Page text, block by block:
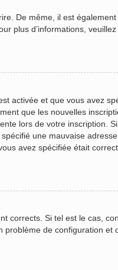
De même, il est également
plus d’informations,
activée et que vous avez
que les nouvelles
lors de votre inscription.
une mauvaise
avez spécifiée était
corrects. Si tel est le cas,
de configuration et